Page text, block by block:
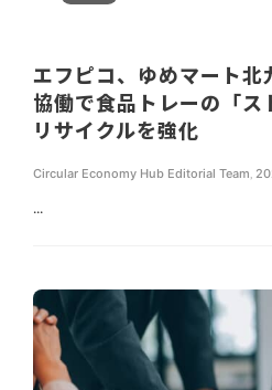
エフピコ、ゆめマート北
協働で食品トレーの「
リサイクルを強化
Circular Economy Hub Editorial Team
...